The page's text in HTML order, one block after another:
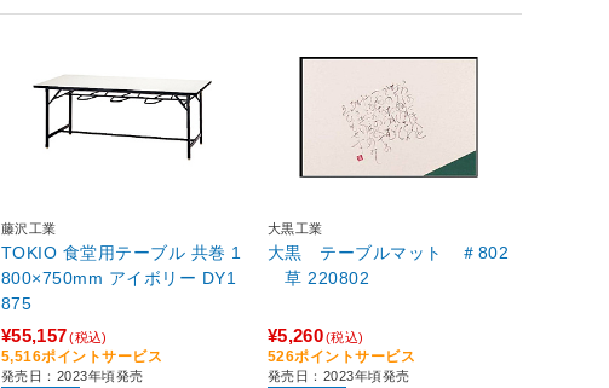
藤沢工業
TOKIO 食堂用テーブル 共巻 1
800×750mm アイボリー DY1
875
¥55,157(税込)
5,516ポイントサービス
発売日：2023年頃発売
大黒工業
大黒 テーブルマット ＃802
草 220802
¥5,260(税込)
526ポイントサービス
発売日：2023年頃発売